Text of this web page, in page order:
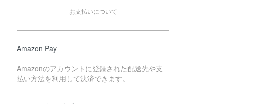
お支払いについて
Amazon Pay
Amazonのアカウントに登録された配送先や支
払い方法を利用して決済できます。